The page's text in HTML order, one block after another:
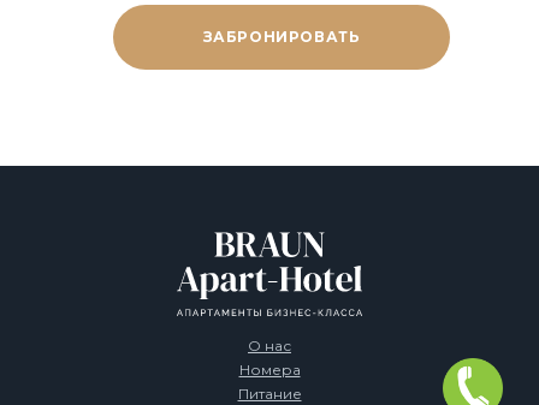
ЗАБРОНИРОВАТЬ
О нас
Номера
Питание